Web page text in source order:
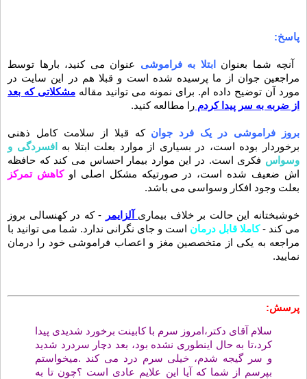
پاسخ:
آنچه شما بعنوان ابتلا به فراموشی عنوان می کنید، بارها توسط
مراجعین جوان از ما پرسیده شده است و قبلا هم در این سایت در
مورد آن توضیح داده ام. برای نمونه می توانید مقاله مشکلاتی که بعد
از ضربه به سر پیدا کردم را مطالعه کنید.
بروز فراموشی در یک فرد جوان که قبلا از سلامت کامل ذهنی
برخوردار بوده است، در بسیاری از موارد بعلت ابتلا به
افسردگی و
وسواس فکری است. در این موارد بیمار احساس می کند که حافظه
اش ضعیف شده است، در صورتیکه مشکل اصلی اوکاهش تمرکز
بعلت وجود افکار وسواسی می باشد.
خوشبختانه این حالت بر خلاف بیماری آلزایمر
- که در کهنسالی بروز
می کند -کاملا قابل درمان
است و جای نگرانی ندارد. شما می توانید با
مراجعه به یکی از متخصصین مغز و اعصاب فراموشی خود را درمان
نمایید.
پرسش:
سلام آقای دکتر،امروز سرم با کابینت برخورد شدیدی پیدا
کرد،تا به حال اینطوری نشده بود، بعد دچار سردرد شدید
و سر گیجه شدم، خیلی سرم درد می کند .میخواستم
بپرسم از شما که آیا این علایم عادی است ؟چون تا به